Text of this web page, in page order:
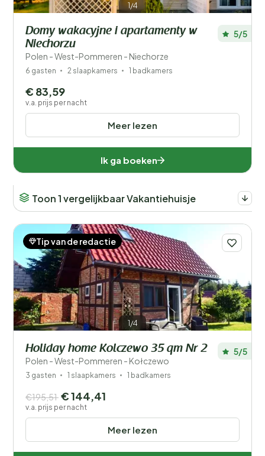
1/4
Domy wakacyjne i apartamenty w
Niechorzu
Polen - West-Pommeren - Niechorze
5/5
6 gasten 2 slaapkamers 1 badkamers
Meer lezen
€ 83,59
v.a. prijs per nacht
Ik ga boeken
Toon 1 vergelijkbaar Vakantiehuisje
1/4
Tip van de redactie
Holiday home Kolczewo 35 qm Nr 2
Polen - West-Pommeren - Kołczewo
5/5
3 gasten 1 slaapkamers 1 badkamers
Meer lezen
€195,51 € 144,41
v.a. prijs per nacht